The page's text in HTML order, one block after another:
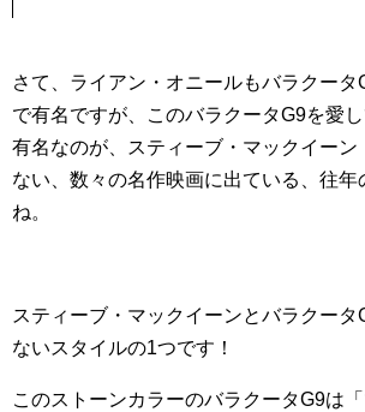
さて、ライアン・オニールもバラクータ
で有名ですが、このバラクータG9を愛
有名なのが、スティーブ・マックイーン
ない、数々の名作映画に出ている、往年
ね。
スティーブ・マックイーンとバラクー
ないスタイルの1つです！
このストーンカラーのバラクータG9は